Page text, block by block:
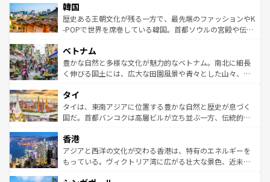
ワイを、存分に味わってほしい。 なお、新着のハワイ情報
はコンテンツ一覧を参照してほしい。
いる。アクティビティも充実しており、サーフィンやダイ
ビング、ハイキングなど、アウトドア好きにはたまらな
い。オーストラリアの多彩な魅力を存分に味わいつくそ
参照してほしい。
ン）、静ひつな山岳地帯である台湾東部など、都市の喧騒
と山間の静けさが共存しており、訪れる人に新しい発見と
驚きをもたらしてくれる。また、奥深い台湾の食文化も魅
容にもいいと評判のスイーツなど、バラエティ豊かな料理
が味わえる。 なお、新着の台湾情報は コンテンツ一覧を参
照してほしい。
韓国
歴史ある王朝文化が残る一方で、最先端のファッションやK
-POPで世界を席巻している韓国。首都ソウルの宮殿や伝統
き、地方に足を延ばせば四季折々の自然美を楽しむことが
できる。そして、キムチや焼肉、絶品のストリートフード
まで、さまざまな韓国料理が待っている。夜には、韓国な
リティに包まれながら、韓国の多彩な魅力を心ゆくまで味
わってみてほしい。 なお、新着の韓国情報はコンテンツ一
覧を参照してほしい。
ベトナム
豊かな自然と多様な文化が魅力的なベトナム。南北に細長
く伸びる国土には、広大な田園風景や青々とした山々、世
急速な発展と共に伝統が息づく。ハノイの古い町並みやホ
ーチミン市のフランス統治時代の建物も、独特の雰囲気を
醸し出している。また、バラエティの豊かさとおいしさで
とつ。フォーやバインミー、ベトナムコーヒーなどは、ぜ
ひ現地で味わいたい。どの地域を訪れてもあたたかい人々
が旅行者を迎えてくれるので、きっと忘れられない旅にな
タイ
タイは、東南アジアに位置する豊かな自然と歴史が息づく
国だ。首都バンコクは高層ビルが立ち並ぶ一方、伝統的な
の活気が交差している。北部ではチェンマイなどの山岳地
帯で自然と触れ合い、南部ではプーケットやクラビの美し
いビーチでリゾート気分を楽しむことができる。タイ料理
香港
アジアと西洋の文化が交わる香港は、特有のエネルギーを
もっている。ヴィクトリア湾に広がる壮大な景色、近未来